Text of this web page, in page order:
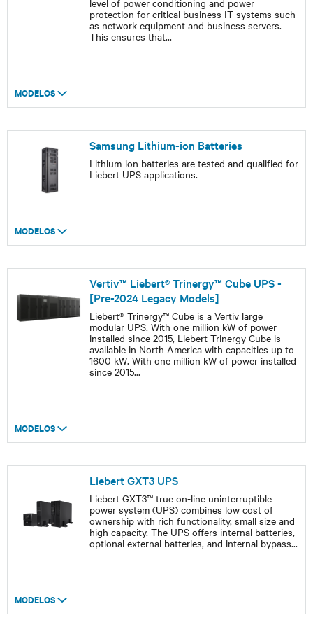
level of power conditioning and power
protection for critical business IT systems such
as network equipment and business servers.
This ensures that...
MODELOS
Samsung Lithium-ion Batteries
Lithium-ion batteries are tested and qualified for
Liebert UPS applications.
MODELOS
Vertiv™ Liebert® Trinergy™ Cube UPS -
[Pre-2024 Legacy Models]
Liebert® Trinergy™ Cube is a Vertiv large
modular UPS. With one million kW of power
installed since 2015, Liebert Trinergy Cube is
available in North America with capacities up to
1600 kW. With one million kW of power installed
since 2015...
MODELOS
Liebert GXT3 UPS
Liebert GXT3™ true on-line uninterruptible
power system (UPS) combines low cost of
ownership with rich functionality, small size and
high capacity. The UPS offers internal batteries,
optional external batteries, and internal bypass...
MODELOS